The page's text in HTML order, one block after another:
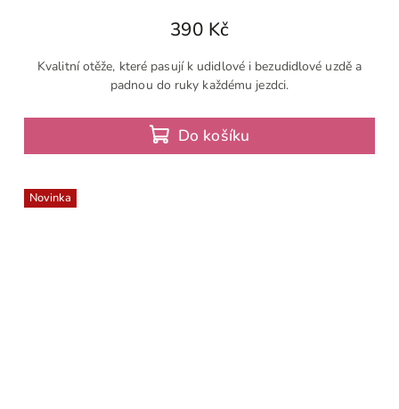
390 Kč
Do košíku
Kvalitní otěže, které pasují k udidlové i bezudidlové uzdě a
padnou do ruky každému jezdci.
Novinka